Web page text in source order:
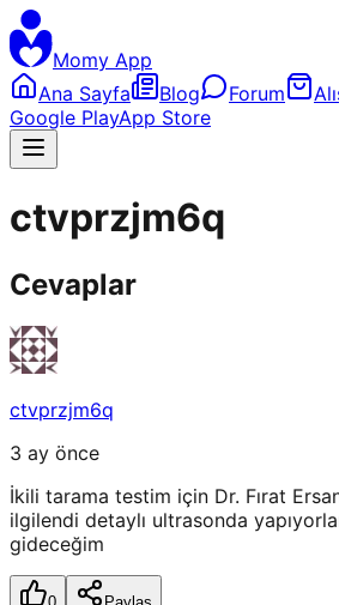
Momy App
Ana Sayfa
Blog Forum
Google PlayApp Store
ctvprzjm6q
Cevaplar
ctvprzjm6q
3 ay önce
İkili tarama testim için Dr. Fırat
ilgilendi detaylı ultrasonda
gideceğim